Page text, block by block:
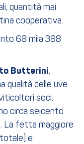
quantità mai
cooperativa.
68 mila 388
Butterini,
qualità delle uve
soci.
circa seicento
La fetta maggiore
e